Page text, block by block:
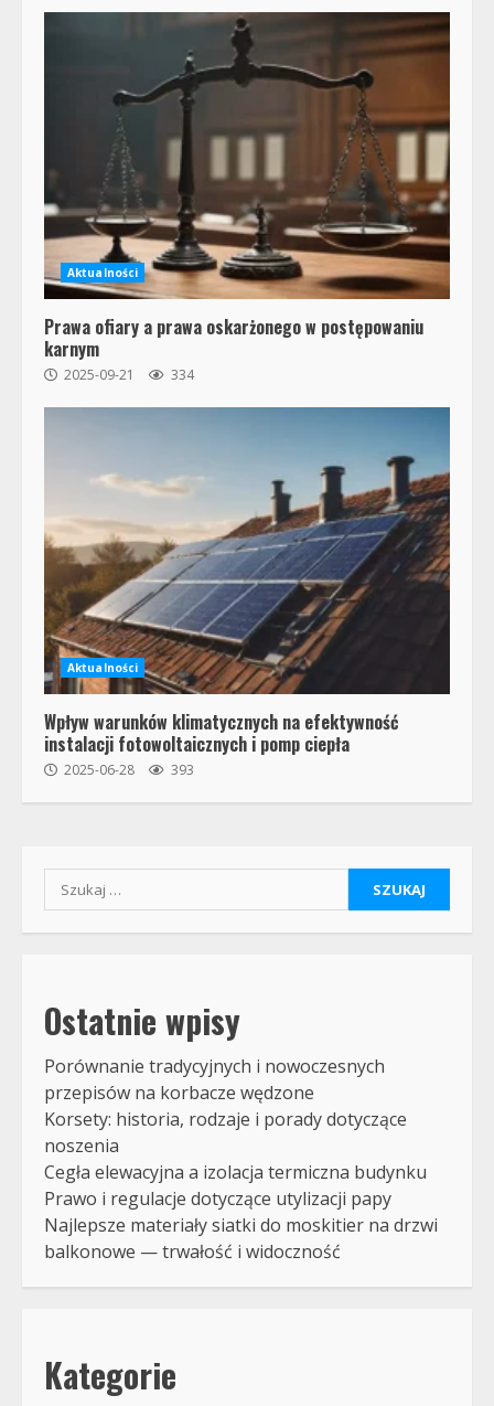
Aktualności
Prawa ofiary a prawa oskarżonego w postępowaniu
karnym
2025-09-21 334
Aktualności
Wpływ warunków klimatycznych na efektywność
instalacji fotowoltaicznych i pomp ciepła
2025-06-28 393
Szukaj:
Ostatnie wpisy
Porównanie tradycyjnych i nowoczesnych
przepisów na korbacze wędzone
Korsety: historia, rodzaje i porady dotyczące
noszenia
Cegła elewacyjna a izolacja termiczna budynku
Prawo i regulacje dotyczące utylizacji papy
Najlepsze materiały siatki do moskitier na drzwi
balkonowe — trwałość i widoczność
Kategorie